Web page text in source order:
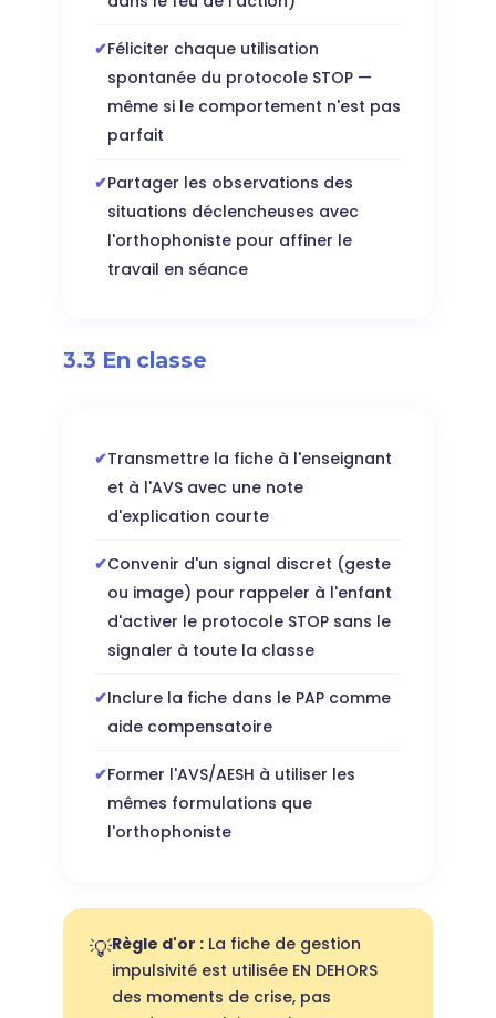
Féliciter chaque utilisation
spontanée du protocole STOP —
même si le comportement n'est pas
parfait
Partager les observations des
situations déclencheuses avec
l'orthophoniste pour affiner le
travail en séance
3.3 En classe
Transmettre la fiche à l'enseignant
et à l'AVS avec une note
d'explication courte
Convenir d'un signal discret (geste
ou image) pour rappeler à l'enfant
d'activer le protocole STOP sans le
signaler à toute la classe
Inclure la fiche dans le PAP comme
aide compensatoire
Former l'AVS/AESH à utiliser les
mêmes formulations que
l'orthophoniste
💡Règle d'or :La fiche de gestion
impulsivité est utilisée EN DEHORS
des moments de crise, pas